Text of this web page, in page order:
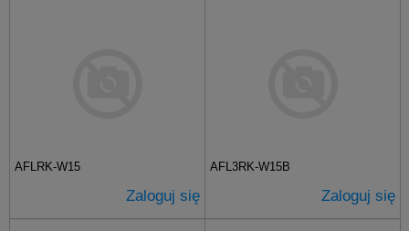
AFLRK-W15
Zaloguj się
AFL3RK-W15B
Zaloguj się